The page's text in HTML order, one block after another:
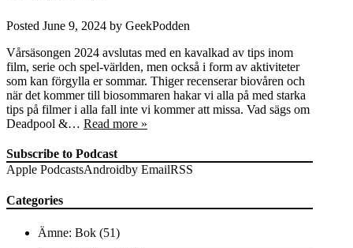
Posted June 9, 2024 by GeekPodden
Vårsäsongen 2024 avslutas med en kavalkad av tips inom
film, serie och spel-världen, men också i form av aktiviteter
som kan förgylla er sommar. Thiger recenserar biovåren och
när det kommer till biosommaren hakar vi alla på med starka
tips på filmer i alla fall inte vi kommer att missa. Vad sägs om
Deadpool &… Read more »
Subscribe to Podcast
Apple PodcastsAndroidby EmailRSS
Categories
Ämne: Bok (51)